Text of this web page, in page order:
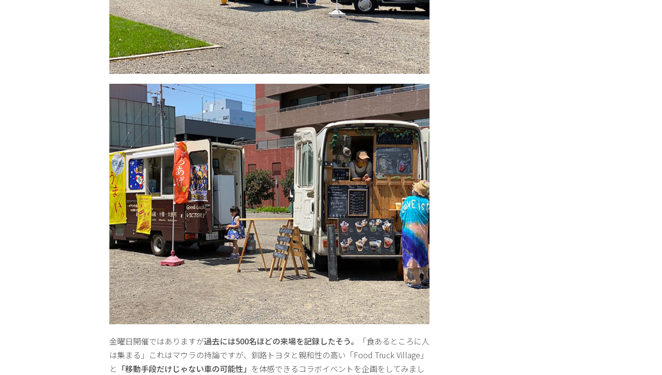
金曜日開催ではありますが過去には500名ほどの来場を記録したそう。
「食あるところに人
は集まる」これはマウラの持論ですが、釧路トヨタと親和性の高い「Food Truck Village」
と 「移動手段だけじゃない車の可能性」 を体感できるコラボイベントを企画をしてみまし